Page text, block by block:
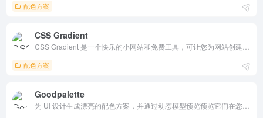
配色方案
CSS Gradient
配色方案
Goodpalette